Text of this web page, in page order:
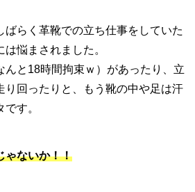
ばらく革靴での立ち仕事をしていた
悩まされました。
んと18時間拘束ｗ）があったり、立
り回ったりと、もう靴の中や足は汗
す。
ゃないか！！